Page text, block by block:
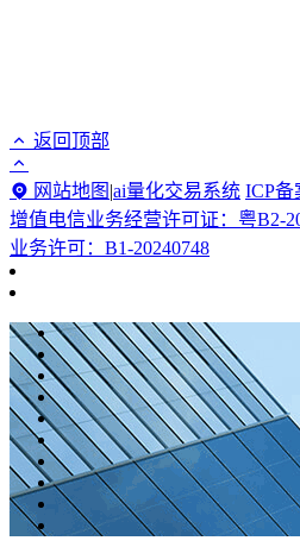
返回顶部
网站地图 |ai量化交易系统 ICP备
增值电信业务经营许可证：粤B2-
业务许可：B1-20240748